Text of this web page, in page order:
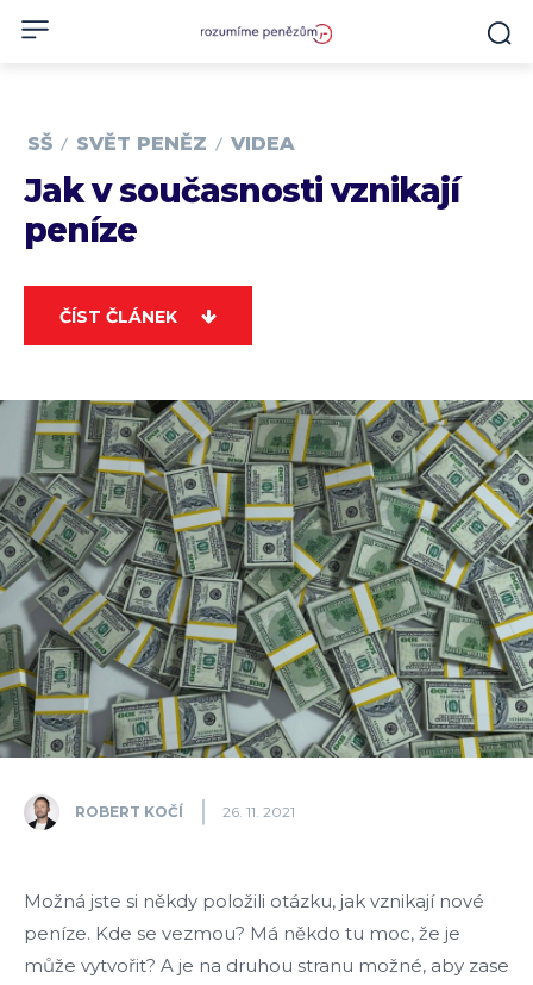
SŠ SVĚT PENĚZ VIDEA
Jak v současnosti vznikají
peníze
ČÍST ČLÁNEK
ROBERT KOČÍ 26. 11. 2021
Možná jste si někdy položili otázku, jak vznikají nové
peníze. Kde se vezmou? Má někdo tu moc, že je
může vytvořit? A je na druhou stranu možné, aby zase